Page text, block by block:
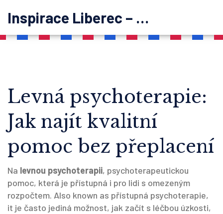
Inspirace Liberec – psychoterapie
Levná psychoterapie:
Jak najít kvalitní
pomoc bez přeplacení
Na levnou psychoterapii, psychoterapeutickou
pomoc, která je přístupná i pro lidi s omezeným
rozpočtem. Also known as přístupná psychoterapie,
it je často jediná možnost, jak začít s léčbou úzkosti,